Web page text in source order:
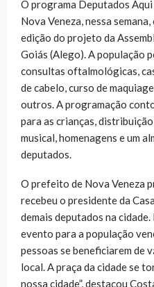
O programa Deputados
Nova Veneza, nessa
edição do projeto da
Goiás (Alego). A população
consultas oftalmológicas,
de cabelo, curso de
outros. A programação
para as crianças,
musical, homenagens e um
deputados.
O prefeito de Nova Veneza
recebeu o presidente da
demais deputados na
evento para a população
pessoas se beneficiarem de
local. A praça da cidade se
nossa cidade”, destacou